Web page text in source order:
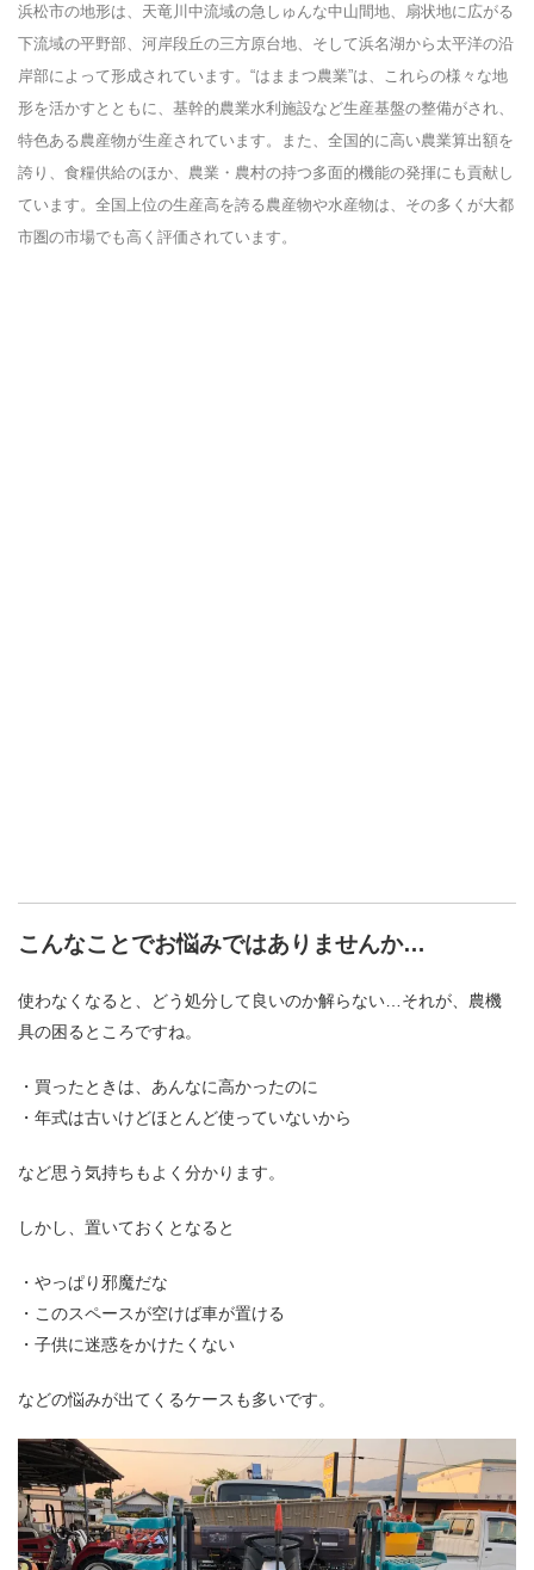
浜松市の地形は、天竜川中流域の急しゅんな中山間地、扇状地に広がる
下流域の平野部、河岸段丘の三方原台地、そして浜名湖から太平洋の沿
岸部によって形成されています。 “はままつ農業”は、これらの様々な地
形を活かすとともに、基幹的農業水利施設など生産基盤の整備がされ、
特色ある農産物が生産されています。また、全国的に高い農業算出額を
誇り、食糧供給のほか、農業・農村の持つ多面的機能の発揮にも貢献し
ています。 全国上位の生産高を誇る農産物や水産物は、その多くが大都
市圏の市場でも高く評価されています。
こんなことでお悩みではありませんか…
使わなくなると、どう処分して良いのか解らない… それが、農機
具の困るところですね。
・買ったときは、あんなに高かったのに
・年式は古いけどほとんど使っていないから
など思う気持ちもよく分かります。
しかし、置いておくとなると
・やっぱり邪魔だな
・このスペースが空けば車が置ける
・子供に迷惑をかけたくない
などの悩みが出てくるケースも多いです。